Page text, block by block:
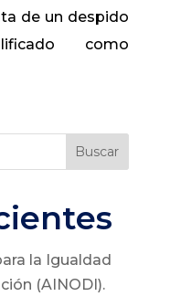
de un despido
como
Buscar
la Igualdad
(AINODI).